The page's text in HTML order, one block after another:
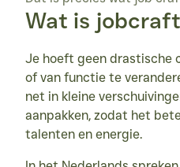
Wat is
Je hoeft geen drastische
of van functie te
net in kleine
aanpakken, zodat het
talenten en energie.